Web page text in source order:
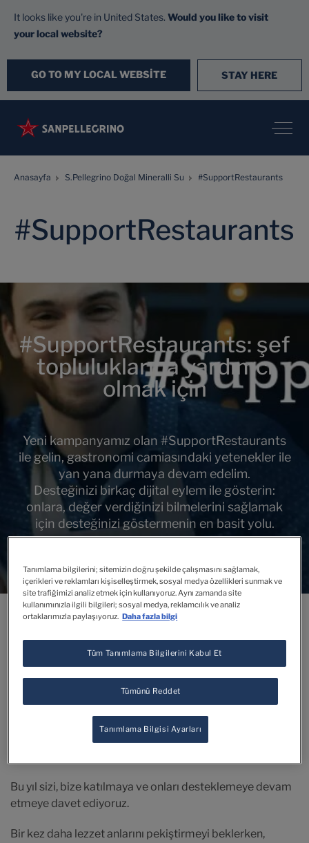
It looks like you're in United States. Would you like to visit
your local website?
GO TO MY LOCAL WEBSITE STAY HERE
Anasayfa S.Pellegrino Doğal Mineralli Su #SupportRestaurants
#SupportRestaurants
#SupportRestaurants: şef
topluluklarına yardımcı
olmak için
Yeni kampanyamız olan #SupportRestaurants
ile gelin, gastronomi camiasındaki yetenekler ile
yan yana durmaya devam edelim.
Desteğinizi birkaç dijital eylem ile gösterin:
onlara, değer verdiğinizi bilmelerini sağlamak
için desteğinizi göstermenin en basit yolu.
Küçük jestlerin büyük bir fark yaratabileceğine
#SupportRestaurants hareketi ile, 2020'de tüm dünya
çapındaki bir dizi insiyatif aracılığıyla içinde
Bu yıl sizi, bize katılmaya ve onları desteklemeye devam
etmeye davet ediyoruz.
Bir kez daha lezzet anlarını pekiştirmeyi beklerken,
Tanımlama bilgilerini; sitemizin doğru şekilde çalışmasını sağlamak,
içerikleri ve reklamları kişiselleştirmek, sosyal medya özellikleri sunmak ve
site trafiğimizi analiz etmek için kullanıyoruz. Aynı zamanda site
kullanımınızla ilgili bilgileri; sosyal medya, reklamcılık ve analiz
ortaklarımızla paylaşıyoruz. Daha fazla bilgi
Tümünü Reddet
Tüm Tanımlama Bilgilerini Kabul Et
Tanımlama Bilgisi Ayarları